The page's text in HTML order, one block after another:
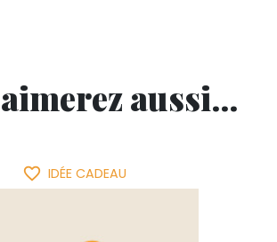
aussi...
favorite_border IDÉE CADEAU